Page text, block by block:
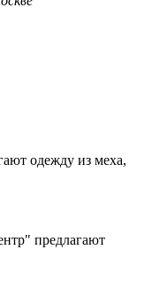
одежду из меха,
предлагают